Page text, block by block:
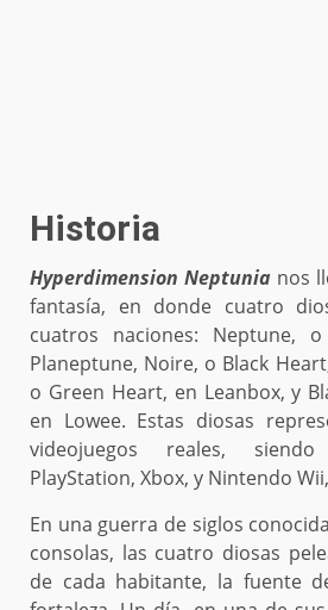
Historia
Hyperdimension Neptunia nos
fantasía, en donde cuatro
cuatros naciones: Neptune,
Planeptune, Noire, o Black
o Green Heart, en Leanbox, y
en Lowee. Estas diosas
videojuegos reales,
PlayStation, Xbox, y Nintendo
En una guerra de siglos
consolas, las cuatro diosas
de cada habitante, la fuente